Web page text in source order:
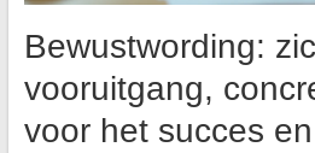
Bewustwording:
vooruitgang,
voor het succes